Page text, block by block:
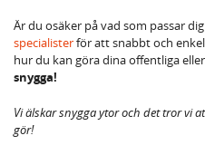
Är du osäker på vad som passar
specialisterför att snabbt och
hur du kan göra dina offentliga
snygga!
Vi älskar snygga ytor och det tror vi
gör!